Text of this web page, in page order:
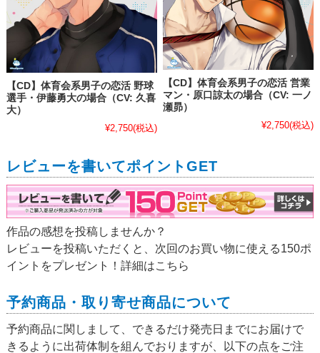
【CD】体育会系男子の恋活 野球
選手・伊藤勇大の場合（CV: 久喜
大）
¥2,750(税込)
【CD】体育会系男子の恋活 営業
マン・原口諒太の場合（CV: 一ノ
瀬昴）
¥2,750(税込)
レビューを書いてポイントGET
作品の感想を投稿しませんか？
レビューを投稿いただくと、次回のお買い物に使える150ポ
イントをプレゼント！詳細はこちら
予約商品・取り寄せ商品について
予約商品に関しまして、できるだけ発売日までにお届けで
きるように出荷体制を組んでおりますが、以下の点をご注